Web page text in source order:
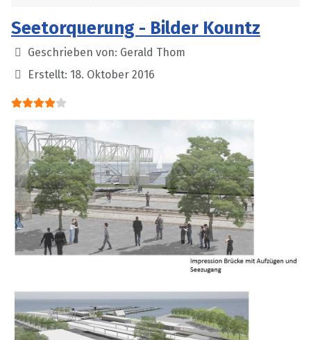
Seetorquerung - Bilder Kountz
Details
Geschrieben von: Gerald Thom
Erstellt: 18. Oktober 2016
Bewertung: